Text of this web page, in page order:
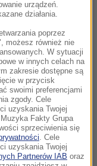
podczas
iż Asad ponosi
ludzi oraz że
nie powinien
o
urządzeń.
działania.
poprzez
możesz również nie
W sytuacji
w innych celach na
zakresie dostępne są
w przycisk
swoimi preferencjami
zgody. Cele
uzyskania Twojej
Fakty Grupa
sprzeciwienia się
. Cele
uzyskania Twojej
Partnerów IAB oraz